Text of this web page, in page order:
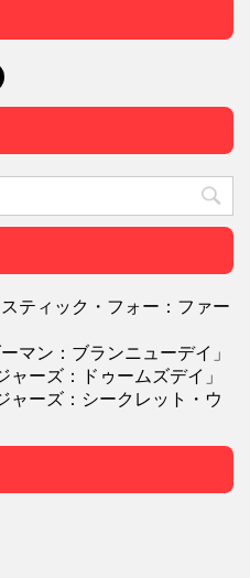
ティック・フォー：ファー
マン：ブランニューデイ」
ーズ：ドゥームズデイ」
ーズ：シークレット・ウ